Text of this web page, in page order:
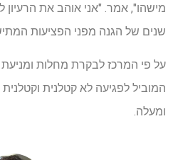
מישהו", אמר. "אני אוהב את הרעיון
שנים של הגנה מפני הפציעות
על פי המרכז לבקרת מחלות ומניעת
ומעלה.